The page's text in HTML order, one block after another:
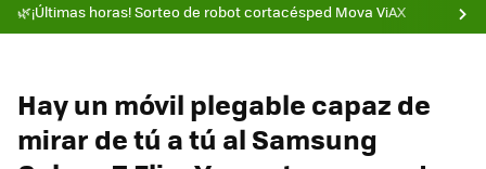
🌿¡Últimas horas! Sorteo de robot cortacésped Mova ViAX
Hay un móvil plegable capaz de
mirar de tú a tú al Samsung